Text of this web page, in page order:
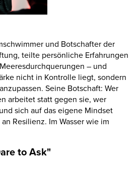
und Botschafter der
teilte persönliche Erfahrungen
– und
nicht in Kontrolle liegt, sondern
Seine Botschaft: Wer
arbeitet statt gegen sie, wer
sich auf das eigene Mindset
Resilienz. Im Wasser wie im
to Ask"